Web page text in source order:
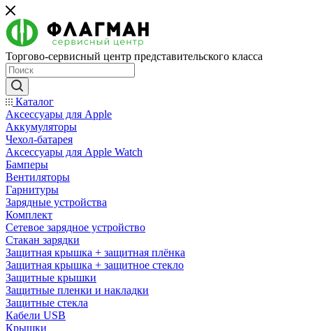
Торгово-сервисный центр представительского класса
Каталог
Аксессуары для Apple
Аккумуляторы
Чехол-батарея
Аксессуары для Apple Watch
Бамперы
Вентиляторы
Гарнитуры
Зарядные устройства
Комплект
Сетевое зарядное устройство
Стакан зарядки
Защитная крышка + защитная плёнка
Защитная крышка + защитное стекло
Защитные крышки
Защитные пленки и накладки
Защитные стекла
Кабели USB
Крышки